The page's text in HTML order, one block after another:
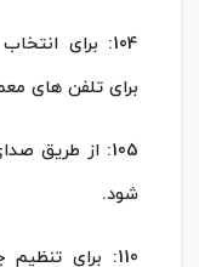
104: برای
برای تلفن های
105: از طریق
شود.